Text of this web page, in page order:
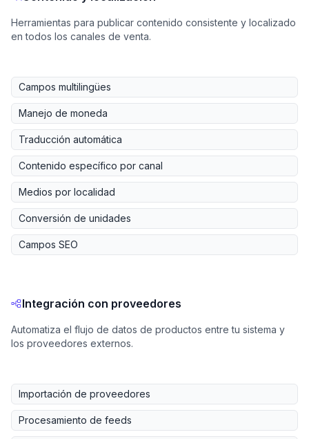
Herramientas para publicar contenido consistente y localizado
en todos los canales de venta.
Campos multilingües
Manejo de moneda
Traducción automática
Contenido específico por canal
Medios por localidad
Conversión de unidades
Campos SEO
Integración con proveedores
Automatiza el flujo de datos de productos entre tu sistema y
los proveedores externos.
Importación de proveedores
Procesamiento de feeds